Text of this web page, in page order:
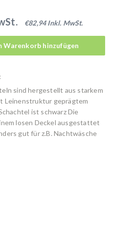
€82,94 Inkl. MwSt.
Warenkorb hinzufügen
sind hergestellt aus starkem
Leinenstruktur geprägtem
ist schwarz Die
losen Deckel ausgestattet
gut für z.B. Nachtwäsche